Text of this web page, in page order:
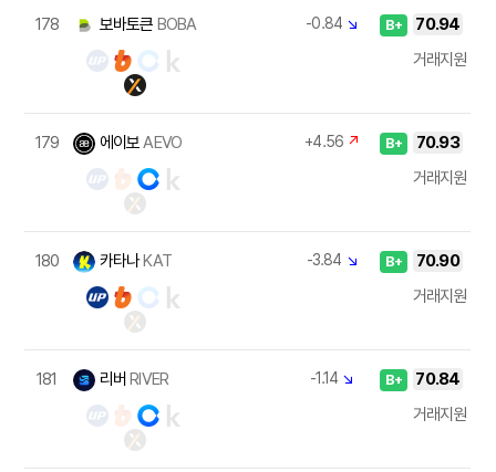
178 보바토큰 BOBA -0.84 ↘ B+
70.94
거래지원
179 에이보AEVO +4.56 ↗ B+
70.93
거래지원
180 카타나 KAT -3.84 ↘ B+
70.90
거래지원
181 리버 RIVER -1.14 ↘ B+
70.84
거래지원